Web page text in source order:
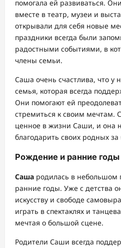
помогала ей развиваться.
вместе в театр, музеи и
открывали для себя новые
праздники всегда были
радостными событиями, в
члены семьи.
Саша очень счастлива, что у
семья, которая всегда
Они помогают ей
стремиться к своим мечтам.
ценное в жизни Саши, и она
благодарить своих родных за
Рождение и ранние годы
Саша родилась в небольшом
ранние годы. Уже с детства
искусству и свободе
играть в спектаклях и
мечтая о большой сцене.
Родители Саши всегда